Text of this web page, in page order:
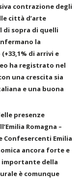
contrazione degli
città d’arte
di sopra di quelli
la
di arrivi e
ha registrato nel
una crescita sia
e una buona
presenze
Romagna –
Emilia
ancora forte e
importante della
è comunque